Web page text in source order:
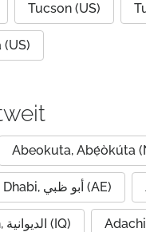
Tucson (US)
Abeokuta, Abẹ́òkúta
Abu Dhabi, أبو ظبي (AE)
Ad Diwaniyah, الديوانية (IQ)